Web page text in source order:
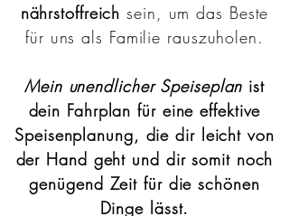
nährstoffreich sein, um das Beste
für uns als Familie rauszuholen.
Mein unendlicher Speiseplan ist
dein Fahrplan für eine effektive
Speisenplanung, die dir leicht von
der Hand geht und dir somit noch
genügend Zeit für die schönen
Dinge lässt.